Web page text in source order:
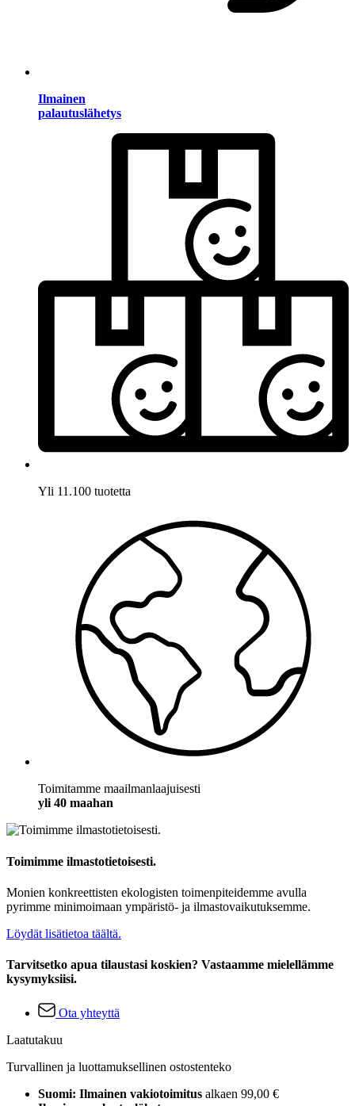
Ilmainen
palautuslähetys
Yli 11.100 tuotetta
Toimitamme maailmanlaajuisesti
yli 40 maahan
Toimimme ilmastotietoisesti.
Monien konkreettisten ekologisten toimenpiteidemme avulla
pyrimme minimoimaan ympäristö- ja ilmastovaikutuksemme.
Löydät lisätietoa täältä.
Tarvitsetko apua tilaustasi koskien? Vastaamme mielellämme
kysymyksiisi.
Ota yhteyttä
Laatutakuu
Turvallinen ja luottamuksellinen ostostenteko
Suomi: Ilmainen vakiotoimitus alkaen 99,00 €